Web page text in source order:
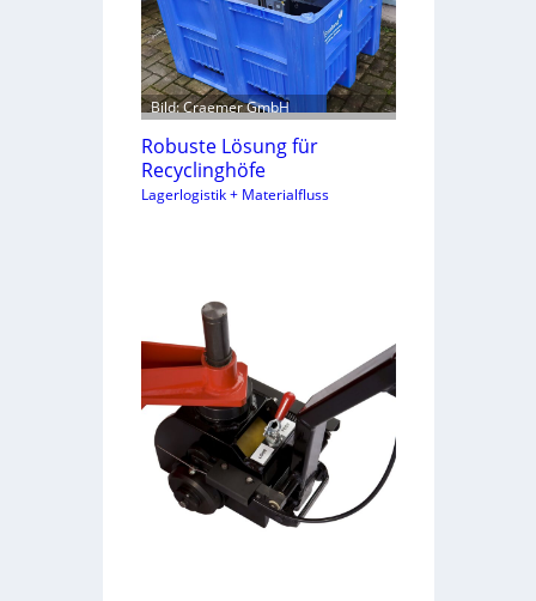
Bild: Craemer GmbH
Robuste Lösung für
Recyclinghöfe
Lagerlogistik + Materialfluss